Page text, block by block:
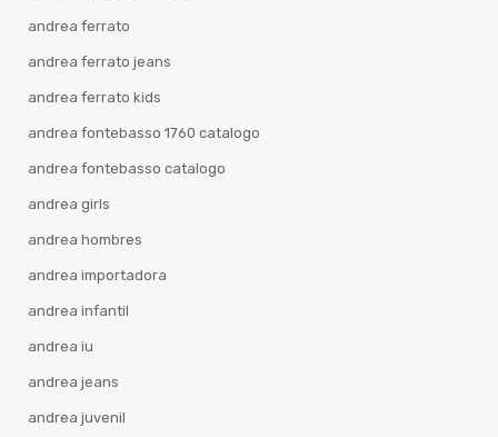
andrea ferrato
andrea ferrato jeans
andrea ferrato kids
andrea fontebasso 1760 catalogo
andrea fontebasso catalogo
andrea girls
andrea hombres
andrea importadora
andrea infantil
andrea iu
andrea jeans
andrea juvenil